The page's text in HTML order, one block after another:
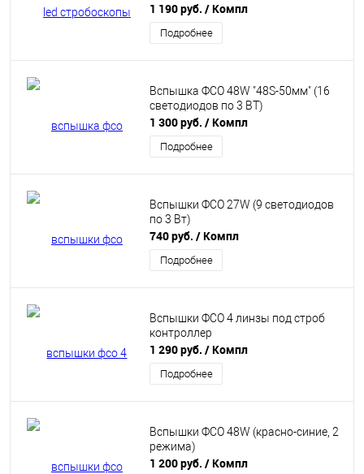
1 190 руб. / Компл
Подробнее
Вспышка ФСО 48W "48S-50мм" (16
светодиодов по 3 ВТ)
1 300 руб. / Компл
Подробнее
Вспышки ФСО 27W (9 светодиодов
по 3 Вт)
740 руб. / Компл
Подробнее
Вспышки ФСО 4 линзы под строб
контроллер
1 290 руб. / Компл
Подробнее
Вспышки ФСО 48W (красно-синие, 2
режима)
1 200 руб. / Компл